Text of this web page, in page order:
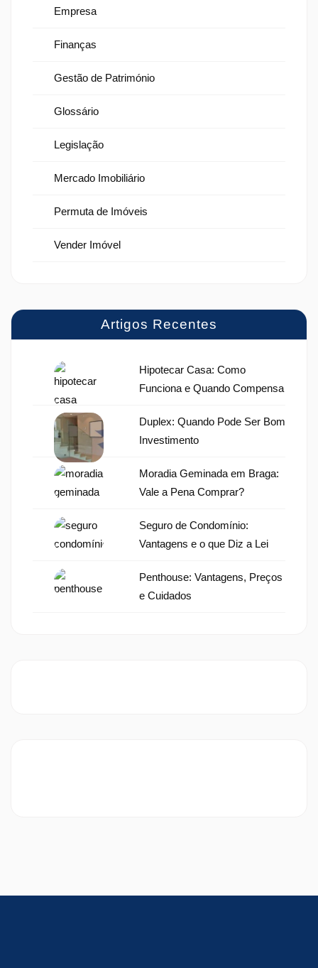
Empresa
Finanças
Gestão de Património
Glossário
Legislação
Mercado Imobiliário
Permuta de Imóveis
Vender Imóvel
Artigos Recentes
Hipotecar Casa: Como
Funciona e Quando Compensa
Duplex: Quando Pode Ser Bom
Investimento
Moradia Geminada em Braga:
Vale a Pena Comprar?
Seguro de Condomínio:
Vantagens e o que Diz a Lei
Penthouse: Vantagens, Preços
e Cuidados